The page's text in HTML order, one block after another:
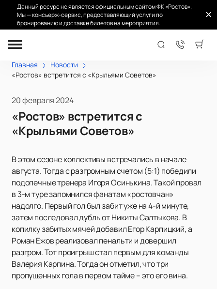
Данный ресурс не является официальным сайтом ФК «Ростов».
Мы — консьерж-сервис, предоставляющий услуги по
бронированию и доставке билетов на мероприятия.
Главная
Новости
«Ростов» встретится с «Крыльями Советов»
20 февраля 2024
«Ростов» встретится с
«Крыльями Советов»
В этом сезоне коллективы встречались в начале
августа. Тогда с разгромным счетом (5:1) победили
подопечные тренера Игоря Осинькина. Такой провал
в 3-м туре запомнился фанатам «ростовчан»
надолго. Первый гол был забит уже на 4-й минуте,
затем последовал дубль от Никиты Салтыкова. В
копилку забитых мячей добавил Егор Карпицкий, а
Роман Ежов реализовал пенальти и довершил
разгром. Тот проигрыш стал первым для команды
Валерия Карпина. Тогда он отметил, что три
пропущенных гола в первом тайме – это его вина.